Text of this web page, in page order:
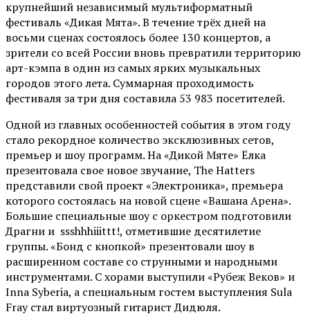
крупнейший независимый мультиформатный
фестиваль «Дикая Мята». В течение трёх дней на
восьми сценах состоялось более 130 концертов, а
зрители со всей России вновь превратили территорию
арт-кэмпа в один из самых ярких музыкальных
городов этого лета. Суммарная проходимость
фестиваля за три дня составила 53 983 посетителей.
Одной из главных особенностей события в этом году
стало рекордное количество эксклюзивных сетов,
премьер и шоу программ. На «Дикой Мяте» Ёлка
презентовала свое новое звучание, The Hatters
представили свой проект «Электроника», премьера
которого состоялась на новой сцене «Вашана Арена».
Большие специальные шоу с оркестром подготовили
Драгни и ssshhhiiittt!, отметившие десятилетие
группы. «Бонд с кнопкой» презентовали шоу в
расширенном составе со струнными и народными
инструментами. С хорами выступили «Рубеж Веков» и
Inna Syberia, а специальным гостем выступления Sula
Fray стал виртуозный гитарист Дидюля.